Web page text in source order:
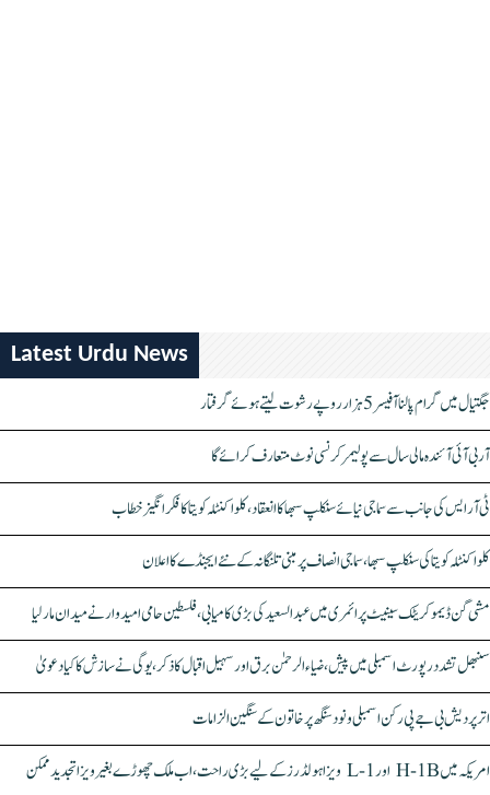
Latest Urdu News
جگتیال میں گرام پالنا آفیسر 5 ہزار روپے رشوت لیتے ہوئے گرفتار
آر بی آئی آئندہ مالی سال سے پولیمر کرنسی نوٹ متعارف کرائے گا
ٹی آر ایس کی جانب سے سماجی نیائے سنکلپ سبھا کا انعقاد، کلواکنٹلہ کویتا کا فکر انگیز خطاب
کلواکنٹلہ کویتا کی سنکلپ سبھا، سماجی انصاف پر مبنی تلنگانہ کے نئے ایجنڈے کا اعلان
مشی گن ڈیموکریٹک سینیٹ پرائمری میں عبدالسعید کی بڑی کامیابی، فلسطین حامی امیدوار نے میدان مار لیا
سنبھل تشدد رپورٹ اسمبلی میں پیش، ضیاء الرحمٰن برق اور سہیل اقبال کا ذکر، یوگی نے سازش کا کیا دعویٰ
اتر پردیش بی جے پی رکن اسمبلی ونود سنگھ پر خاتون کے سنگین الزامات
امریکہ میں H-1B اور L-1 ویزا ہولڈرز کے لیے بڑی راحت، اب ملک چھوڑے بغیر ویزا تجدید ممکن